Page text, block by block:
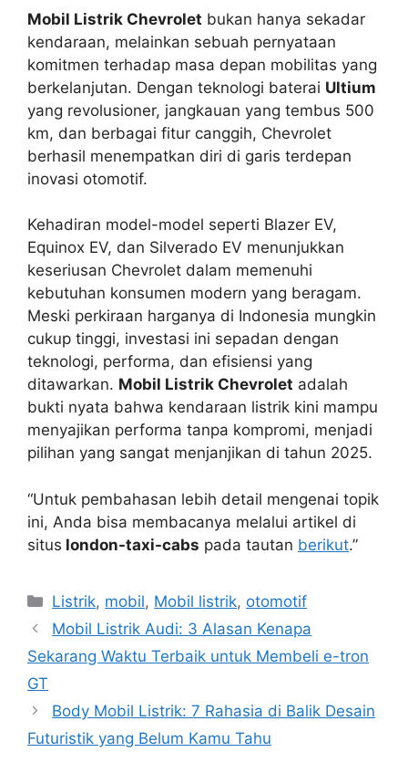
Mobil Listrik Chevrolet bukan hanya sekadar
kendaraan, melainkan sebuah pernyataan
komitmen terhadap masa depan mobilitas yang
berkelanjutan. Dengan teknologi baterai Ultium
yang revolusioner, jangkauan yang tembus 500
km, dan berbagai fitur canggih, Chevrolet
berhasil menempatkan diri di garis terdepan
inovasi otomotif.
Kehadiran model-model seperti Blazer EV,
Equinox EV, dan Silverado EV menunjukkan
keseriusan Chevrolet dalam memenuhi
kebutuhan konsumen modern yang beragam.
Meski perkiraan harganya di Indonesia mungkin
cukup tinggi, investasi ini sepadan dengan
teknologi, performa, dan efisiensi yang
ditawarkan. Mobil Listrik Chevrolet adalah
bukti nyata bahwa kendaraan listrik kini mampu
menyajikan performa tanpa kompromi, menjadi
pilihan yang sangat menjanjikan di tahun 2025.
“Untuk pembahasan lebih detail mengenai topik
ini, Anda bisa membacanya melalui artikel di
situs london-taxi-cabs pada tautan berikut.”
Kategori
Listrik, mobil, Mobil listrik, otomotif
Mobil Listrik Audi: 3 Alasan Kenapa
Sekarang Waktu Terbaik untuk Membeli e-tron
GT
Body Mobil Listrik: 7 Rahasia di Balik Desain
Futuristik yang Belum Kamu Tahu